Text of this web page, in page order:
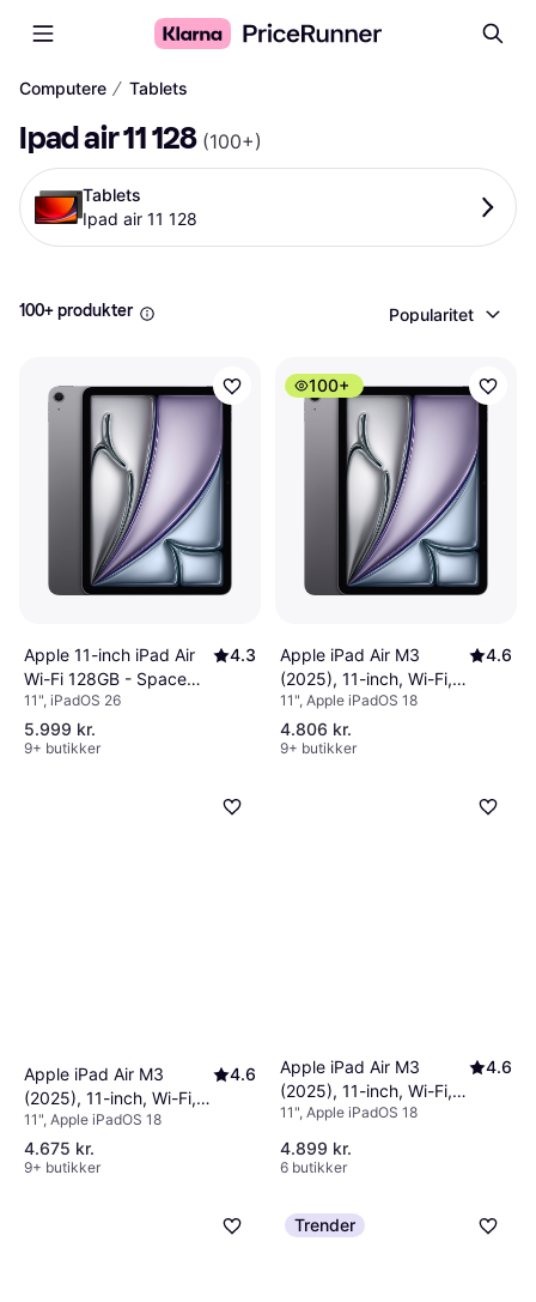
Computere ∕ Tablets
Ipad air 11 128 (100+)
Tablets
Ipad air 11 128
100+ produkter Popularitet
Apple 11-inch iPad Air
Wi-Fi 128GB - Space
Gray (M4)
4.3
11", iPadOS 26
5.999 kr.
9+ butikker
100+
Apple iPad Air M3
(2025), 11-inch, Wi-Fi,
128GB, Space Grey
4.6
11", Apple iPadOS 18
4.806 kr.
9+ butikker
Apple iPad Air M3
(2025), 11-inch, Wi-Fi,
128GB, Blue
4.6
11", Apple iPadOS 18
4.675 kr.
9+ butikker
Apple iPad Air M3
(2025), 11-inch, Wi-Fi,
128GB, Starlight
4.6
11", Apple iPadOS 18
4.899 kr.
6 butikker
Trender